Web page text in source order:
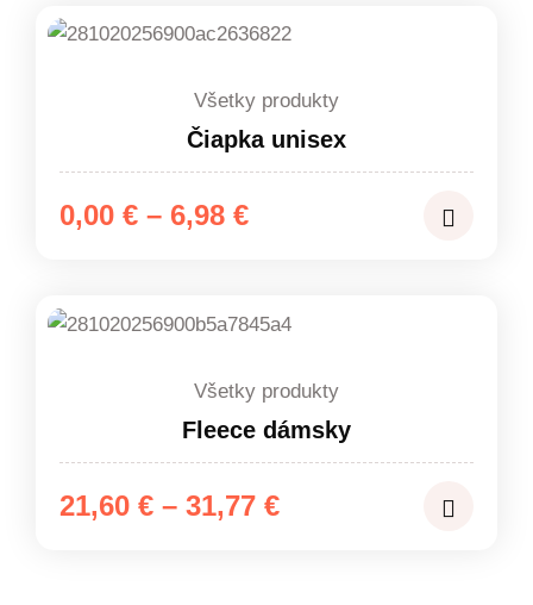
through
7,88 €
Všetky produkty
Čiapka unisex
0,00 € – 6,98 €Price
through
6,98 €
Všetky produkty
Fleece dámsky
21,60 € – 31,77 €Price